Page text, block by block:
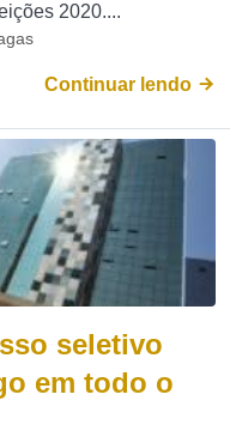
2020....
Continuar lendo
seletivo
em todo o